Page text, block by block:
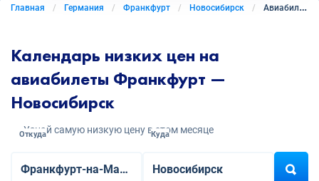
Главная Германия Франкфурт Новосибирск Авиабилеты из Франкфурта в Новосибирск
Календарь низких цен на
авиабилеты Франкфурт —
Новосибирск
Узнай самую низкую цену в этом месяце
Откуда Куда